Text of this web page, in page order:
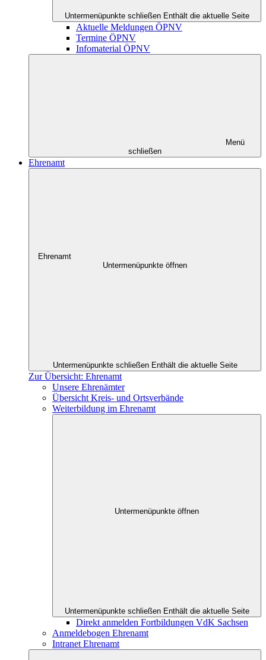
Untermenüpunkte schließen Enthält die aktuelle Seite
Aktuelle Meldungen ÖPNV
Termine ÖPNV
Infomaterial ÖPNV
Menü
schließen
Ehrenamt
Ehrenamt
Untermenüpunkte öffnen
Untermenüpunkte schließen Enthält die aktuelle Seite
Zur Übersicht: Ehrenamt
Unsere Ehrenämter
Übersicht Kreis- und Ortsverbände
Weiterbildung im Ehrenamt
Untermenüpunkte öffnen
Untermenüpunkte schließen Enthält die aktuelle Seite
Direkt anmelden Fortbildungen VdK Sachsen
Anmeldebogen Ehrenamt
Intranet Ehrenamt